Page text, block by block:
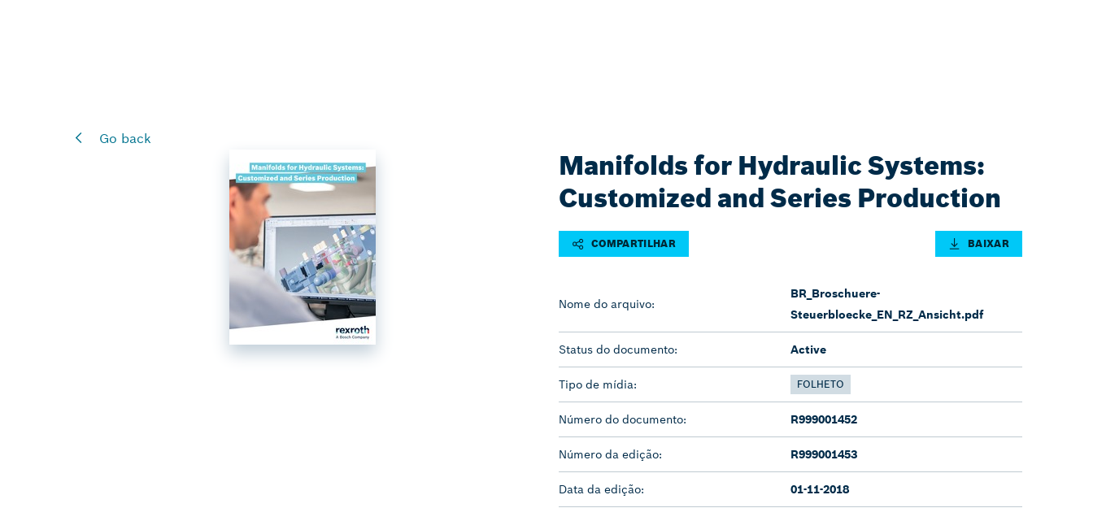
Go back
Manifolds for Hydraulic Systems:
Customized and Series Production
COMPARTILHAR BAIXAR
Nome do arquivo:
BR_Broschuere-
Steuerbloecke_EN_RZ_Ansicht.pdf
Status do documento: Active
Tipo de mídia: FOLHETO
Número do documento: R999001452
Número da edição: R999001453
Data da edição: 01-11-2018